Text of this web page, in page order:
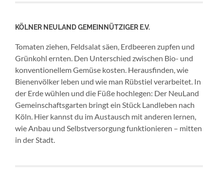
KÖLNER NEULAND GEMEINNÜTZIGER E.V.
Tomaten ziehen, Feldsalat säen, Erdbeeren zupfen und
Grünkohl ernten. Den Unterschied zwischen Bio- und
konventionellem Gemüse kosten. Herausfinden, wie
Bienenvölker leben und wie man Rübstiel verarbeitet. In
der Erde wühlen und die Füße hochlegen: Der NeuLand
Gemeinschaftsgarten bringt ein Stück Landleben nach
Köln. Hier kannst du im Austausch mit anderen lernen,
wie Anbau und Selbstversorgung funktionieren – mitten
in der Stadt.